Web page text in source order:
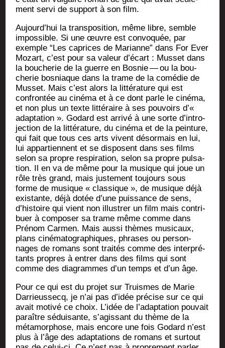
ment ser­vi de sup­port à son film.
Aujourd’­hui la trans­po­si­tion, même libre, semble
impos­sible. Si une œuvre est convo­quée, par
exemple “Les caprices de Marianne” dans For Ever
Mozart, c’est pour sa valeur d’é­cart : Mus­set dans
la bou­che­rie de la guerre en Bos­nie — ou la bou­
che­rie bos­niaque dans la trame de la comé­die de
Mus­set. Mais c’est alors la lit­té­ra­ture qui est
confron­tée au ciné­ma et à ce dont parle le ciné­ma,
et non plus un texte lit­té­raire à ses pou­voirs d’«
adap­ta­tion ». Godard est arri­vé à une sorte d’in­tro­
jec­tion de la lit­té­ra­ture, du ciné­ma et de la pein­ture,
qui fait que tous ces arts vivent désor­mais en lui,
lui appar­tiennent et se dis­posent dans ses films
selon sa propre res­pi­ra­tion, selon sa propre pul­sa­
tion. Il en va de même pour la musique qui joue un
rôle très grand, mais jus­te­ment tou­jours sous
forme de musique « clas­sique », de musique déjà
exis­tante, déjà dotée d’une puis­sance de sens,
d’his­toire qui vient non illus­trer un film mais contri­
buer à com­po­ser sa trame même comme dans
Pré­nom Car­men. Mais aus­si thèmes musi­caux,
plans ciné­ma­to­gra­phiques, phrases ou per­son­
nages de romans sont trai­tés comme des inter­pré­
tants propres à entrer dans des films qui sont
comme des dia­grammes d’un temps et d’un âge.
Pour ce qui est du pro­jet sur Truismes de Marie
Dar­rieus­secq, je n’ai pas d’i­dée pré­cise sur ce qui
avait moti­vé ce choix. L’i­dée de l’a­dap­ta­tion pou­vait
paraître sédui­sante, s’a­gis­sant du thème de la
méta­mor­phose, mais encore une fois Godard n’est
plus à l’âge des adap­ta­tions de romans et sur­tout